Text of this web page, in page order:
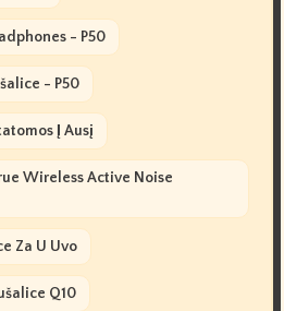
- P50
- P50
Į Ausį
Wireless Active Noise
Za U Uvo
Q10